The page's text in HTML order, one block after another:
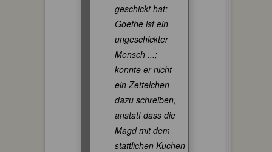
geschickt hat;
Goethe ist ein
ungeschickter
Mensch ...;
konnte er nicht
ein Zettelchen
dazu schreiben,
anstatt dass die
Magd mit dem
stattlichen Kuchen